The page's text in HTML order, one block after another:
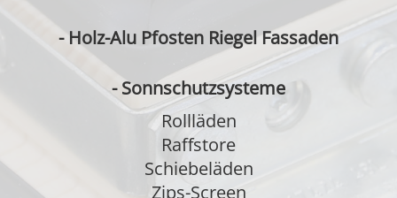
- Holz-Alu Pfosten Riegel Fassaden
- Sonnschutzsysteme
Rollläden
Raffstore
Schiebeläden
Zips-Screen